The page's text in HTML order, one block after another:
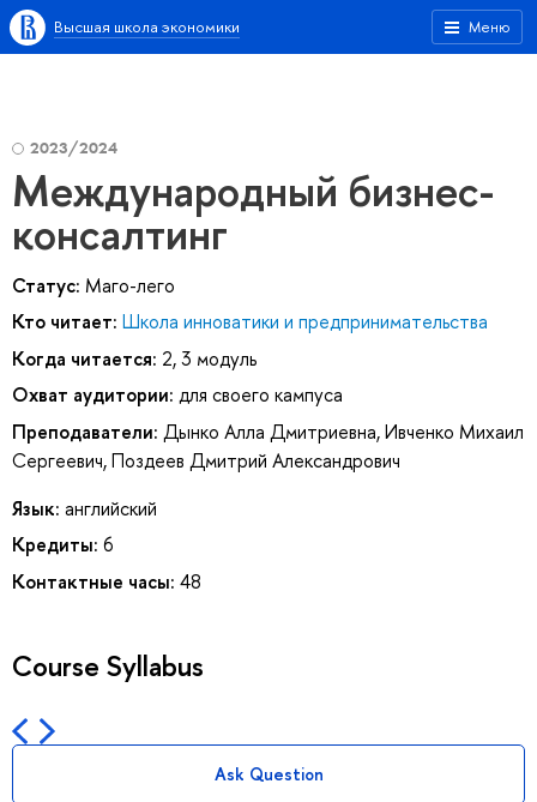
Меню
Высшая школа экономики
2023/2024
Международный бизнес-
консалтинг
Статус: Маго-лего
Кто читает: Школа инноватики и предпринимательства
Когда читается: 2, 3 модуль
Охват аудитории: для своего кампуса
Преподаватели: Дынко Алла Дмитриевна,Ивченко Михаил
Сергеевич,Поздеев Дмитрий Александрович
Язык: английский
Кредиты: 6
Контактные часы: 48
Course Syllabus
Ask Question